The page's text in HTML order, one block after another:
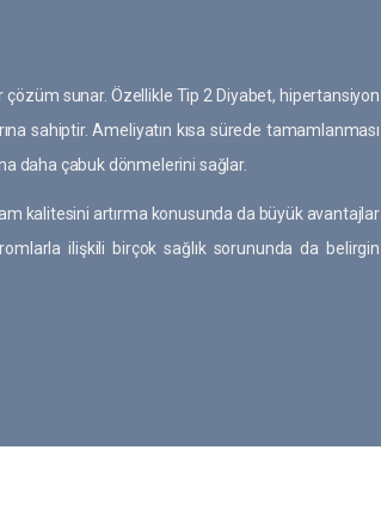
çözüm sunar. Özellikle Tip 2 Diyabet, hipertansiyon
sahiptir. Ameliyatın kısa sürede tamamlanması
daha çabuk dönmelerini sağlar.
kalitesini artırma konusunda da büyük avantajlar
ilişkili birçok sağlık sorununda da belirgin